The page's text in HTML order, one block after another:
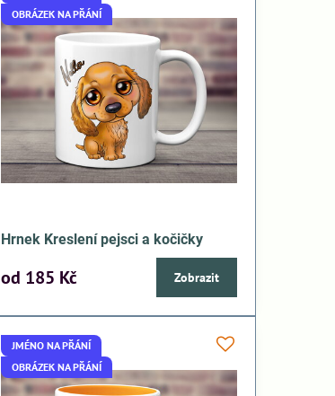
OBRÁZEK NA PŘÁNÍ
Hrnek Kreslení pejsci a kočičky
od 185 Kč Zobrazit
JMÉNO NA PŘÁNÍ
OBRÁZEK NA PŘÁNÍ